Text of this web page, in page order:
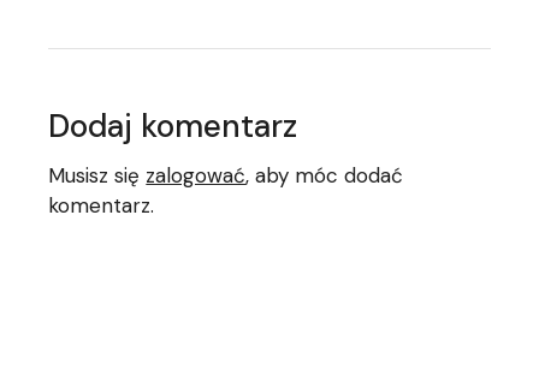
Dodaj komentarz
Musisz się zalogować, aby móc dodać
komentarz.